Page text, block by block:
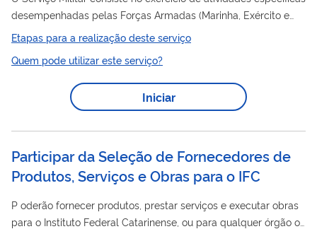
desempenhadas pelas Forças Armadas (Marinha, Exército e
Aeronáutica) e compreenderá, na Mobilização de Pessoal,
todos os encargos com a Defesa Nacional e terá a duração
normal de 12 (doze) meses. Todos os brasileiros são obrigados
ao Serviço Militar, conforme previsto no Art. 143 da Constituição
da República Federativa do Brasil de 1988. Os documentos que
Serviço...
Etapas para a realização deste serviço
Quem pode utilizar este serviço?
Iniciar
Participar da Seleção de Fornecedores de
Produtos, Serviços e Obras para o IFC
P oderão fornecer produtos, prestar serviços e executar obras
para o Instituto Federal Catarinense, ou para qualquer órgão ou